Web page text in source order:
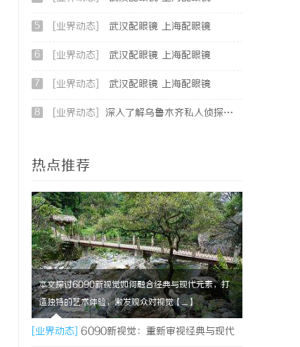
5 [业界动态] 武汉配眼镜 上海配眼镜
6 [业界动态] 武汉配眼镜 上海配眼镜
7 [业界动态] 武汉配眼镜 上海配眼镜
8 [业界动态] 深入了解乌鲁木齐私人侦探行业的现状与发展趋势
热点推荐
本文探讨6090新视觉如何融合经典与现代元素，打
造独特的艺术体验，激发观众对视觉【....】
[业界动态] 6090新视觉：重新审视经典与现代